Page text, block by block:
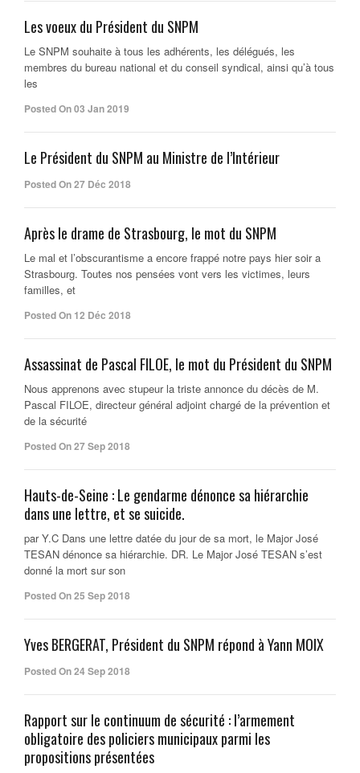
Les voeux du Président du SNPM
Le SNPM souhaite à tous les adhérents, les délégués, les
membres du bureau national et du conseil syndical, ainsi qu’à tous
les
Posted On 03 Jan 2019
Le Président du SNPM au Ministre de l’Intérieur
Posted On 27 Déc 2018
Après le drame de Strasbourg, le mot du SNPM
Le mal et l’obscurantisme a encore frappé notre pays hier soir a
Strasbourg. Toutes nos pensées vont vers les victimes, leurs
familles, et
Posted On 12 Déc 2018
Assassinat de Pascal FILOE, le mot du Président du SNPM
Nous apprenons avec stupeur la triste annonce du décès de M.
Pascal FILOE, directeur général adjoint chargé de la prévention et
de la sécurité
Posted On 27 Sep 2018
Hauts-de-Seine : Le gendarme dénonce sa hiérarchie
dans une lettre, et se suicide.
par Y.C Dans une lettre datée du jour de sa mort, le Major José
TESAN dénonce sa hiérarchie. DR. Le Major José TESAN s’est
donné la mort sur son
Posted On 25 Sep 2018
Yves BERGERAT, Président du SNPM répond à Yann MOIX
Posted On 24 Sep 2018
Rapport sur le continuum de sécurité : l’armement
obligatoire des policiers municipaux parmi les
propositions présentées